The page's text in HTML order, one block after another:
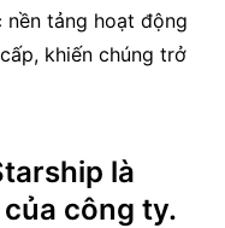
tảng hoạt động
khiến chúng trở
là
công ty.